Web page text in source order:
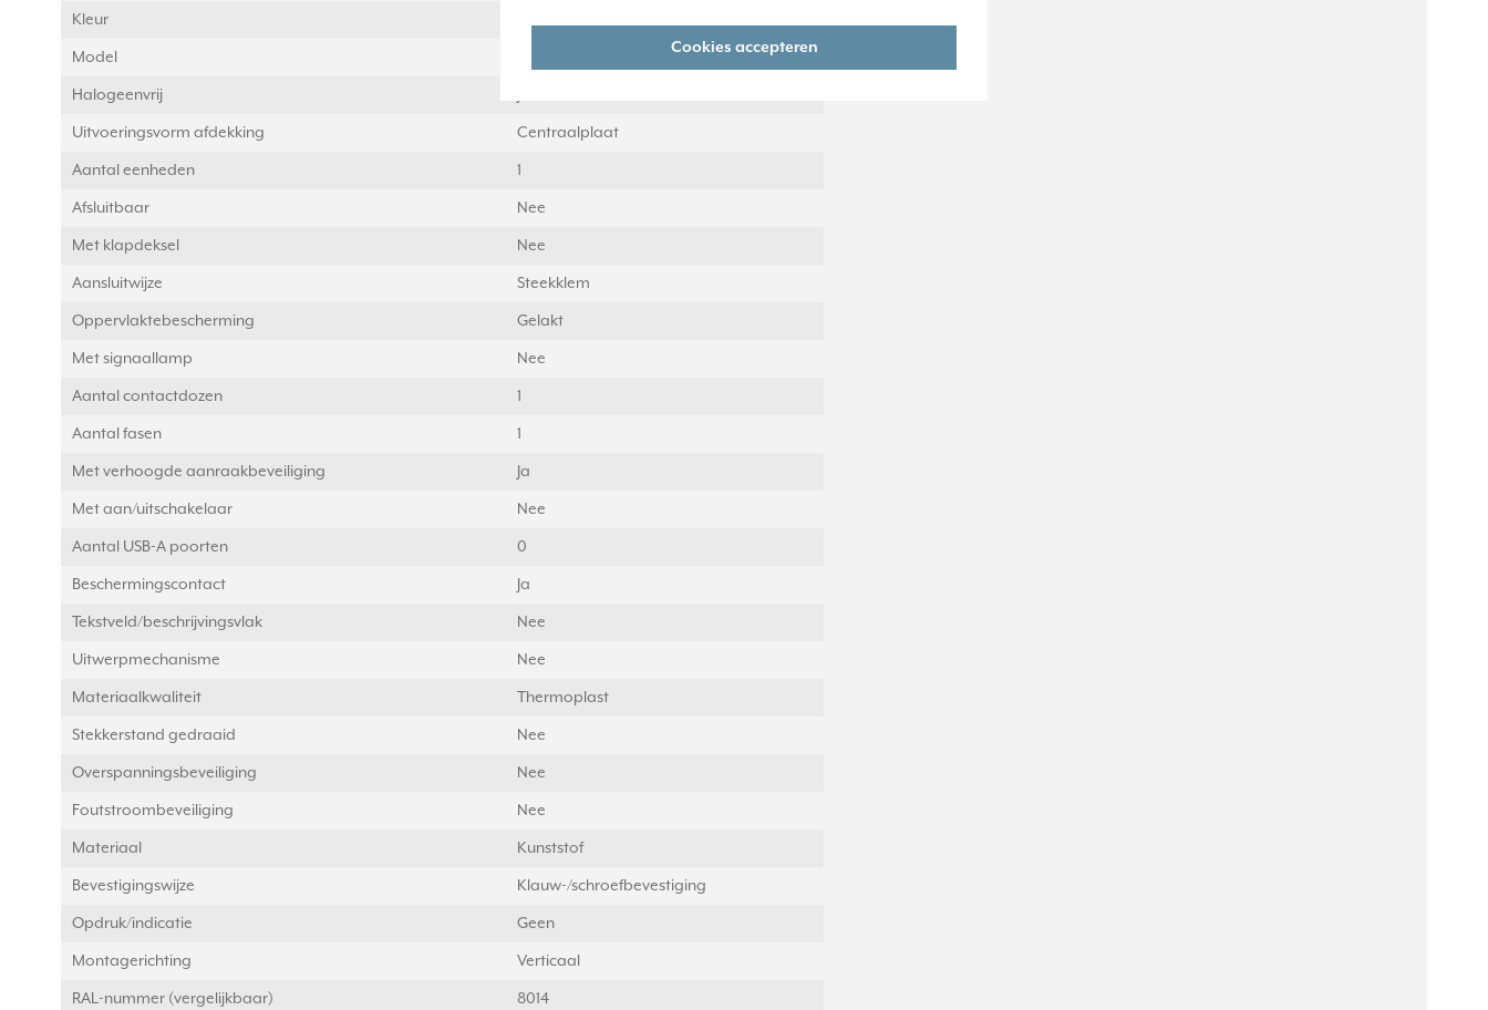
Cookies accepteren
Kleur
Model Contactdoos CEE 7/3 (type F)
Halogeenvrij
Uitvoeringsvorm afdekking Centraalplaat
Aantal eenheden 1
Afsluitbaar Nee
Met klapdeksel Nee
Aansluitwijze Steekklem
Oppervlaktebescherming Gelakt
Met signaallamp Nee
Aantal contactdozen 1
Aantal fasen 1
Met verhoogde aanraakbeveiliging Ja
Met aan/uitschakelaar Nee
Aantal USB-A poorten 0
Beschermingscontact Ja
Tekstveld/beschrijvingsvlak Nee
Uitwerpmechanisme Nee
Materiaalkwaliteit Thermoplast
Stekkerstand gedraaid Nee
Overspanningsbeveiliging Nee
Foutstroombeveiliging Nee
Materiaal Kunststof
Bevestigingswijze Klauw-/schroefbevestiging
Opdruk/indicatie Geen
Montagerichting Verticaal
RAL-nummer (vergelijkbaar) 8014